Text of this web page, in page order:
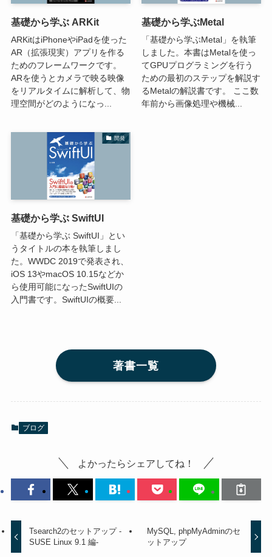
基礎から学ぶ ARKit
ARKitはiPhoneやiPadを使った
AR（拡張現実）アプリを作る
ためのフレームワークです。
ARを使うとカメラで映る映像
をリアルタイムに解析して、物
理空間がどのようになっ...
基礎から学ぶMetal
「基礎から学ぶMetal」を執筆
しました。本書はMetalを使っ
てGPUプログラミングを行う
ための最初のステップを解説す
るMetalの解説書です。 ここ数
年前から画像処理や機械...
開発
基礎から学ぶ SwiftUI
「基礎から学ぶ SwiftUI」とい
うタイトルの本を執筆しまし
た。WWDC 2019で発表され、
iOS 13やmacOS 10.15などか
ら使用可能になったSwiftUIの
入門書です。SwiftUIの概要...
著書一覧
ブログ
よかったらシェアしてね！
Tsearch2のセットアップ -
SUSE Linux 9.1 編-
MySQL, phpMyAdminのセ
ットアップ